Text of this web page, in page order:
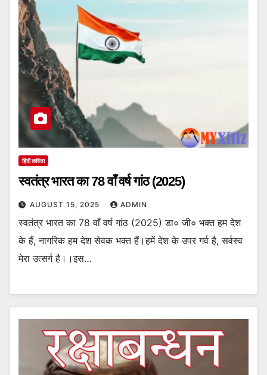
हिंदी कविता
स्वतंत्र भारत का 78 वाँ वर्ष गांठ (2025)
AUGUST 15, 2025 ADMIN
स्वतंत्र भारत का 78 वाँ वर्ष गांठ (2025) डा० जी० भक्त हम देश
के हैं, नागरिक हम देश सेवक भक्त हैं।हमें देश के उपर गर्व है, सर्वस्व
मेरा उत्सर्ग है।।इस…